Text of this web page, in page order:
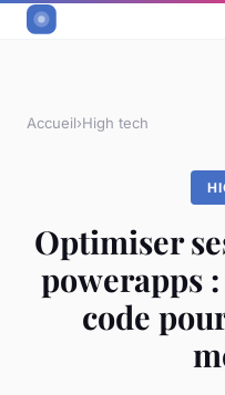
Accueil›High tech
Optimiser
powerapps
code